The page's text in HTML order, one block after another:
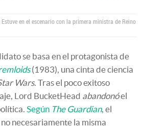
en el escenario con la primera ministra de Reino
se basa en el protagonista de
(1983), una cinta de ciencia
Wars. Tras el poco exitoso
Lord BucketHead abandonóel
Según The Guardian, el
necesariamente la misma